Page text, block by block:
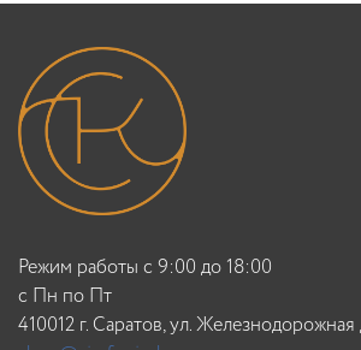
Режим работы с 9:00 до 18:00
c Пн по Пт
410012 г. Саратов, ул. Железнодорожная